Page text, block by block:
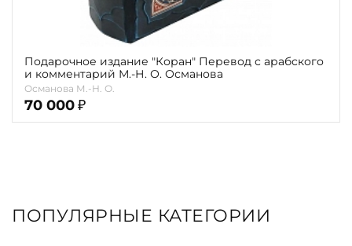
Подарочное издание "Коран" Перевод с арабского
и комментарий М.-Н. О. Османова
Османова М.-Н. О.
70 000 ₽
ПОПУЛЯРНЫЕ КАТЕГОРИИ